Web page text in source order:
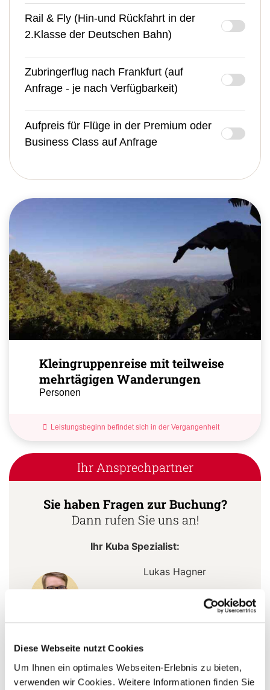
Diese Webseite nutzt Cookies
Um Ihnen ein optimales Webseiten-Erlebnis zu bieten,
verwenden wir Cookies. Weitere Informationen finden Sie
Rail & Fly (Hin-und Rückfahrt in der
2.Klasse der Deutschen Bahn)
Zubringerflug nach Frankfurt (auf
Anfrage - je nach Verfügbarkeit)
Aufpreis für Flüge in der Premium oder
Business Class auf Anfrage
Kleingruppenreise mit teilweise
mehrtägigen Wanderungen
Personen
Leistungsbeginn befindet sich in der Vergangenheit
Ihr Ansprechpartner
Sie haben Fragen zur Buchung?
Dann rufen Sie uns an!
Ihr Kuba Spezialist:
Lukas Hagner
+49 (0) 761 - 21 16 99-18
l.hagner@aventoura.de
5 Gründe warum Sie mit Ihrer Buchung bei uns